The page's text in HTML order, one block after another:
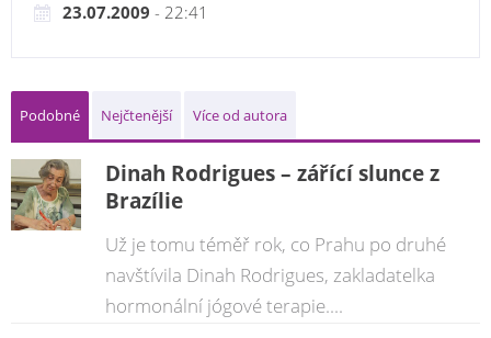
23.07.2009 - 22:41
Podobné Nejčtenější Více od autora
Dinah Rodrigues – zářící slunce z
Brazílie
Už je tomu téměř rok, co Prahu po druhé
navštívila Dinah Rodrigues, zakladatelka
hormonální jógové terapie....